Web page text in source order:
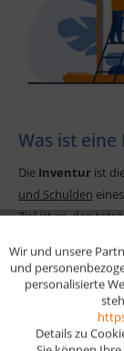
Was ist eine
Die Inventur ist
und Schulden
Ziel ist es, den
gesetzlich
für die Bilanz.
Funktionale
Wir und unsere
und
personalisierte
Details zu